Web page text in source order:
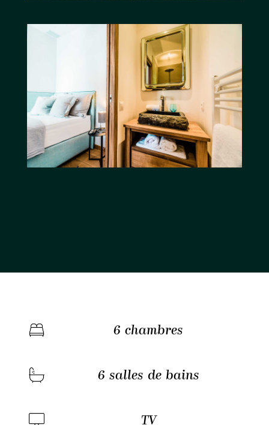
6 chambres
6 salles de bains
TV